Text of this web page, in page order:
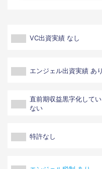
VC出資実績 なし
エンジェル出資実績 あり
直前期収益黒字化してい
ない
特許なし